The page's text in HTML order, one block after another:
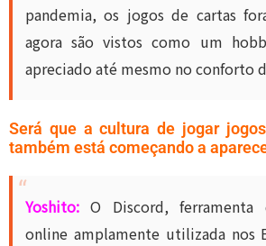
pandemia, os jogos de cartas
agora são vistos como um
apreciado até mesmo no conforto
Será que a cultura de jogar
também está começando a
Yoshito: O Discord, ferramenta
online amplamente utilizada nos